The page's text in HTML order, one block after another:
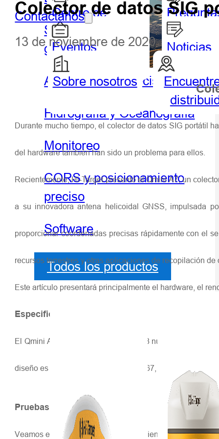
Sistema de información
geográfica portátil y tableta
Agricultura de precisión
Hidrografía y Oceanografía
Monitoreo
CORS y posicionamiento
preciso
Software
Todos los productos
Geoespacial
Centro de
socios
Eventos
destacados
Noticias
Contáctanos
Sobre nosotros
Colector de datos SIG
13 de noviembre de 2020
Durante mucho tiempo, el colector de datos SIG portátil
del hardware también han sido un problema para ellos.
Recientemente, Hi-Target presentó el Qmini A7, un
a su innovadora antena helicoidal GNSS, impulsada
proporcionar coordenadas precisas rápidamente con el
recursos terrestres y otras aplicaciones de recopilación de
Este artículo presentará principalmente el hardware, el
Especificación de Hardare
El Qmini A7 utiliza un procesador de 8 núcleos a 2.0
diseño es robusto, con certificación IP67, y soporta caídas
Pruebas de rendimiento GNSS
Veamos el rendimiento de posicionamiento y qué